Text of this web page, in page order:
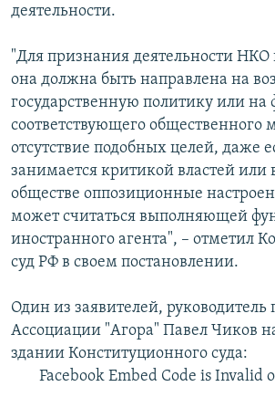
деятельности.
"Для признания деятельности НКО
она должна быть направлена на
государственную политику или
соответствующего общественного
отсутствие подобных целей, даже
занимается критикой властей или
обществе оппозиционные
может считаться выполняющей
иностранного агента", – отметил
суд РФ в своем постановлении.
Один из заявителей,
Ассоциации "Агора" Павел Чиков
здании Конституционного суда:
Facebook Embed Code is Invalid